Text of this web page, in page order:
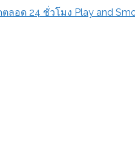
อด 24 ชั่วโมง Play and